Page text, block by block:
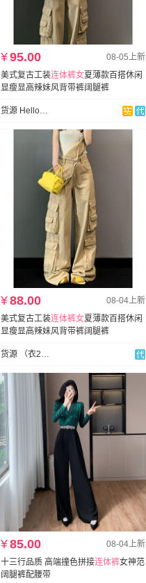
08-05上新
¥95.00
美式复古工装连体裤女夏薄款百搭休闲
显瘦显高辣妹风背带裤阔腿裤
货源 Hello！Hi大码女装
08-04上新
¥88.00
美式复古工装连体裤女夏薄款百搭休闲
显瘦显高辣妹风背带裤阔腿裤
货源 （衣23）上架就是现货
08-04上新
¥85.00
十三行品质 高端撞色拼接连体裤女神范
阔腿裤配腰带